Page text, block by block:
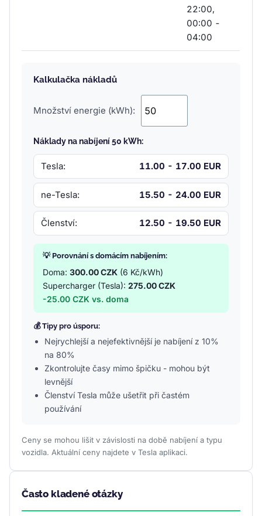
22:00,
00:00 -
04:00
Kalkulačka nákladů
Množství energie (kWh):
Náklady na nabíjení 50 kWh:
Tesla: 11.00 - 17.00 EUR
ne-Tesla: 15.50 - 24.00 EUR
Členství: 12.50 - 19.50 EUR
💡 Porovnání s domácím nabíjením:
Doma: 300.00 CZK (6 Kč/kWh)
Supercharger (Tesla): 275.00 CZK
-25.00 CZK vs. doma
💰 Tipy pro úsporu:
Nejrychlejší a nejefektivnější je nabíjení z 10%
na 80%
Zkontrolujte časy mimo špičku - mohou být
levnější
Členství Tesla může ušetřit při častém
používání
Ceny se mohou lišit v závislosti na době nabíjení a typu
vozidla. Aktuální ceny najdete v Tesla aplikaci.
Často kladené otázky